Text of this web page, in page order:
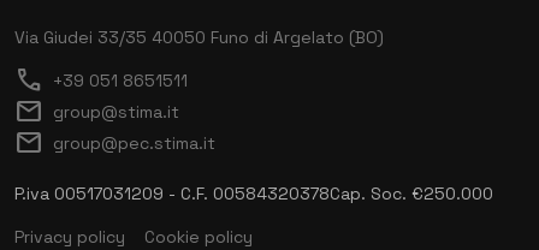
Via Giudei 33/35 40050 Funo di Argelato (BO)
call +39 051 8651511
mail group@stima.it
mail group@pec.stima.it
P.iva 00517031209 - C.F. 00584320378Cap. Soc. €250.000
Privacy policy
Cookie policy